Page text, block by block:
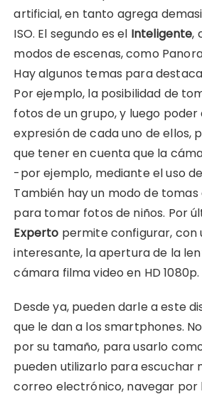
artificial, en tanto agrega
ISO. El segundo es el Inteligente,
modos de escenas, como
Hay algunos temas para
Por ejemplo, la posibilidad de
fotos de un grupo, y luego
expresión de cada uno de ellos,
que tener en cuenta que la
-por ejemplo, mediante el uso
También hay un modo de
para tomar fotos de niños. Por
Experto permite configurar, con
interesante, la apertura de la
cámara filma video en HD 1080p.
Desde ya, pueden darle a este
que le dan a los smartphones.
por su tamaño, para usarlo
pueden utilizarlo para escuchar
correo electrónico, navegar por